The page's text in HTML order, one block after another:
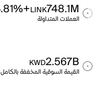
748.1M
LINK
+74.81%
العملات المتداولة
2.567B
KWD
القيمة السوقية المخففة بالكامل